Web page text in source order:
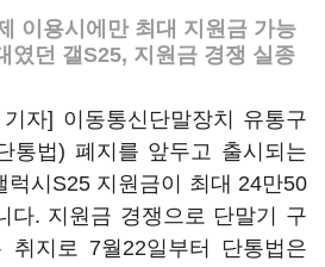
이용시에만 최대 지원금 가능
였던 갤S25, 지원금 경쟁 실종
자] 이동통신단말장치 유통구
통법) 폐지를 앞두고 출시되는
럭시S25 지원금이 최대 24만50
다. 지원금 경쟁으로 단말기 구
취지로 7월22일부터 단통법은